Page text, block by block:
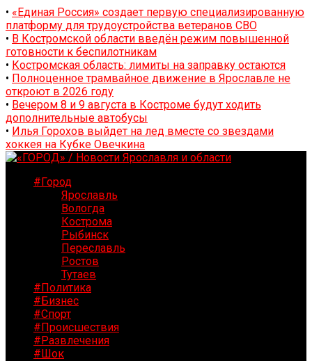
• «Единая Россия» создает первую специализированную
платформу для трудоустройства ветеранов СВО
• В Костромской области введён режим повышенной
готовности к беспилотникам
• Костромская область: лимиты на заправку остаются
• Полноценное трамвайное движение в Ярославле не
откроют в 2026 году
• Вечером 8 и 9 августа в Костроме будут ходить
дополнительные автобусы
• Илья Горохов выйдет на лед вместе со звездами
хоккея на Кубке Овечкина
#Город
Ярославль
Вологда
Кострома
Рыбинск
Переславль
Ростов
Тутаев
#Политика
#Бизнес
#Спорт
#Происшествия
#Развлечения
#Шок